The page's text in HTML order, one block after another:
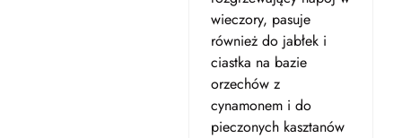
wieczory, pasuje
również do jabłek i
ciastka na bazie
orzechów z
cynamonem i do
pieczonych kasztanów